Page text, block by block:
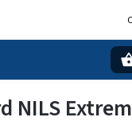
NILS